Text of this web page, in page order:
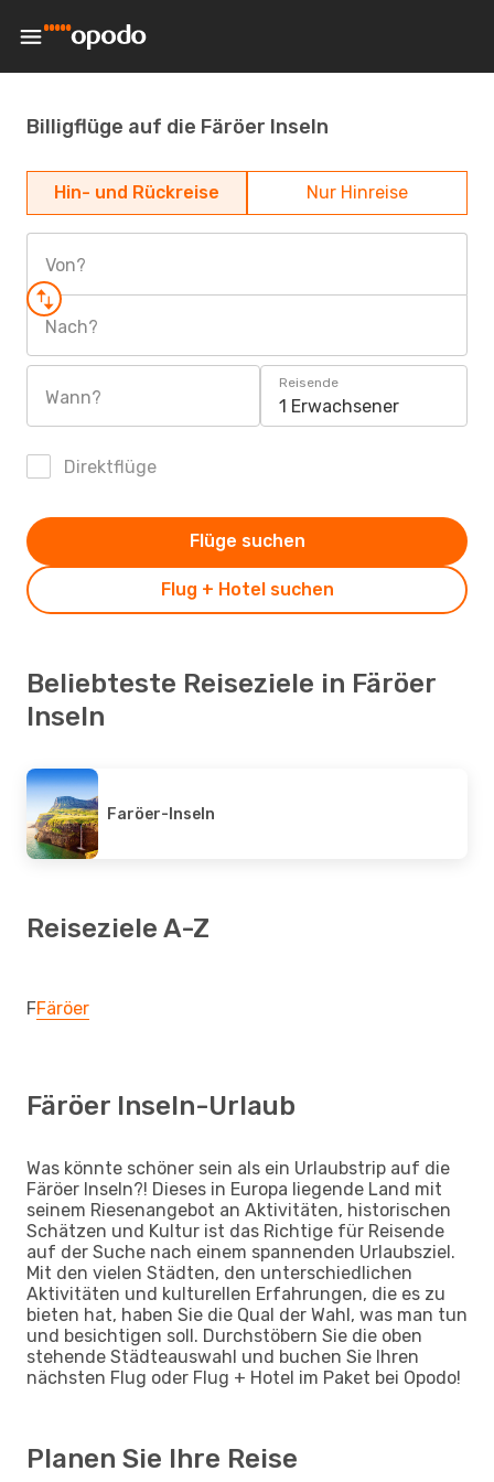
Billigflüge auf die Färöer Inseln
Hin- und Rückreise Nur Hinreise
Von?
Nach?
Wann?
Reisende
1 Erwachsener
Direktflüge
Flug + Hotel suchen
Flüge suchen
Beliebteste Reiseziele in Färöer
Inseln
Faröer-Inseln
Reiseziele A-Z
FFäröer
Färöer Inseln-Urlaub
Was könnte schöner sein als ein Urlaubstrip auf die
Färöer Inseln?! Dieses in Europa liegende Land mit
seinem Riesenangebot an Aktivitäten, historischen
Schätzen und Kultur ist das Richtige für Reisende
auf der Suche nach einem spannenden Urlaubsziel.
Mit den vielen Städten, den unterschiedlichen
Aktivitäten und kulturellen Erfahrungen, die es zu
bieten hat, haben Sie die Qual der Wahl, was man tun
und besichtigen soll. Durchstöbern Sie die oben
stehende Städteauswahl und buchen Sie Ihren
nächsten Flug oder Flug + Hotel im Paket bei Opodo!
Planen Sie Ihre Reise